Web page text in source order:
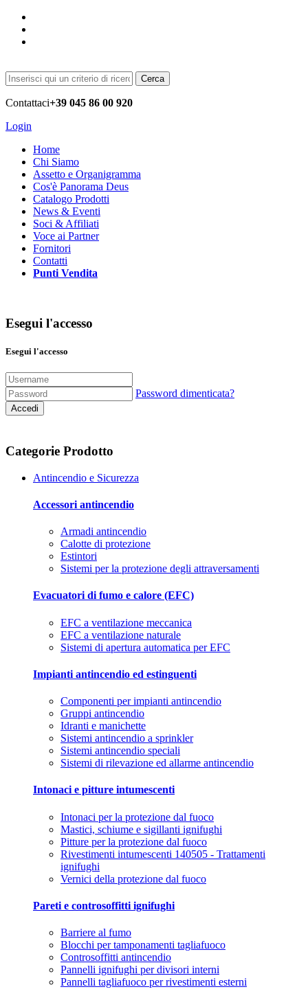
Cerca
Contattaci+39 045 86 00 920
Login
Home
Chi Siamo
Assetto e Organigramma
Cos'è Panorama Deus
Catalogo Prodotti
News & Eventi
Soci & Affiliati
Voce ai Partner
Fornitori
Contatti
Punti Vendita
Esegui l'accesso
Esegui l'accesso
Password dimenticata?
Accedi
Categorie Prodotto
Antincendio e Sicurezza
Accessori antincendio
Armadi antincendio
Calotte di protezione
Estintori
Sistemi per la protezione degli attraversamenti
Evacuatori di fumo e calore (EFC)
EFC a ventilazione meccanica
EFC a ventilazione naturale
Sistemi di apertura automatica per EFC
Impianti antincendio ed estinguenti
Componenti per impianti antincendio
Gruppi antincendio
Idranti e manichette
Sistemi antincendio a sprinkler
Sistemi antincendio speciali
Sistemi di rilevazione ed allarme antincendio
Intonaci e pitture intumescenti
Intonaci per la protezione dal fuoco
Mastici, schiume e sigillanti ignifughi
Pitture per la protezione dal fuoco
Rivestimenti intumescenti 140505 - Trattamenti
ignifughi
Vernici della protezione dal fuoco
Pareti e controsoffitti ignifughi
Barriere al fumo
Blocchi per tamponamenti tagliafuoco
Controsoffitti antincendio
Pannelli ignifughi per divisori interni
Pannelli tagliafuoco per rivestimenti esterni